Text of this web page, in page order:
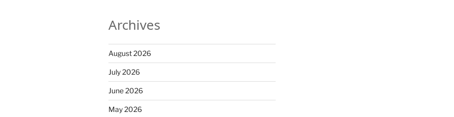
Archives
August 2026
July 2026
June 2026
May 2026